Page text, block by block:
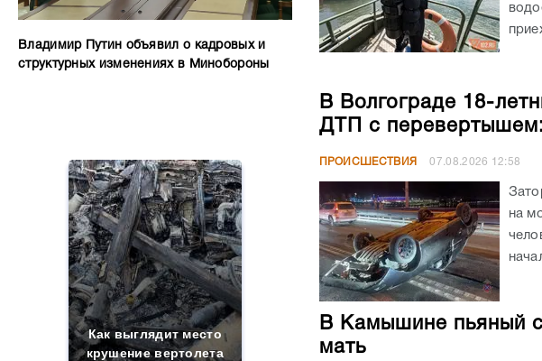
Владимир Путин объявил о кадровых и
структурных изменениях в Минобороны
Как выглядит место
крушение вертолета
В Волгограде 18-
ДТП с
ПРОИСШЕСТВИЯ 07.08.2026 12:58
на
В Камышине пьяный
мать